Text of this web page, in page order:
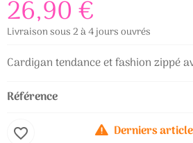
26,90 €
Livraison sous 2 à 4 jours ouvrés
Cardigan tendance et fashion zippé
Référence
Derniers
favorite_border